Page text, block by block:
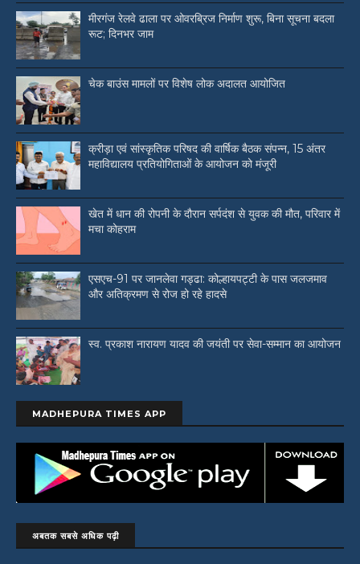
मीरगंज रेलवे ढाला पर ओवरब्रिज निर्माण शुरू, बिना सूचना बदला
रूट; दिनभर जाम
चेक बाउंस मामलों पर विशेष लोक अदालत आयोजित
क्रीड़ा एवं सांस्कृतिक परिषद की वार्षिक बैठक संपन्न, 15 अंतर
महाविद्यालय प्रतियोगिताओं के आयोजन को मंजूरी
खेत में धान की रोपनी के दौरान सर्पदंश से युवक की मौत, परिवार में
मचा कोहराम
एसएच-91 पर जानलेवा गड्ढा: कोल्हायपट्टी के पास जलजमाव
और अतिक्रमण से रोज हो रहे हादसे
स्व. प्रकाश नारायण यादव की जयंती पर सेवा-सम्मान का आयोजन
MADHEPURA TIMES APP
अबतक सबसे अधिक पढ़ी